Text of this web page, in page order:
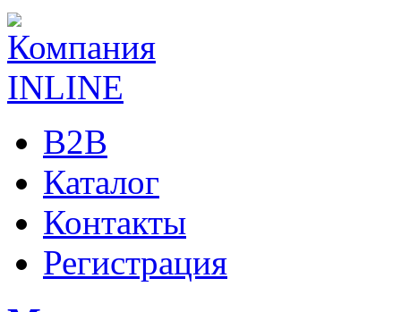
B2B
Каталог
Контакты
Регистрация